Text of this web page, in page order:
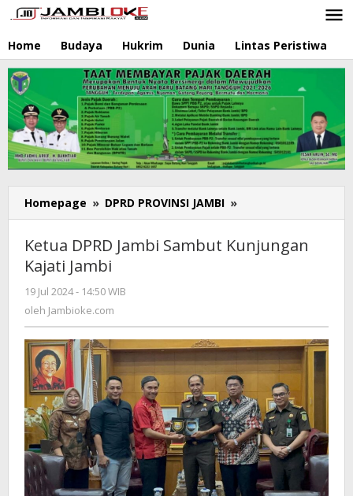
Lewati
ke
konten
Home Budaya Hukrim Dunia Lintas Peristiwa
Homepage » DPRD PROVINSI JAMBI »
DPRD
Sambut
Ketua DPRD Jambi Sambut Kunjungan
Kajati Jambi
19 Jul 2024 - 14:50 WIB
oleh Jambioke.com